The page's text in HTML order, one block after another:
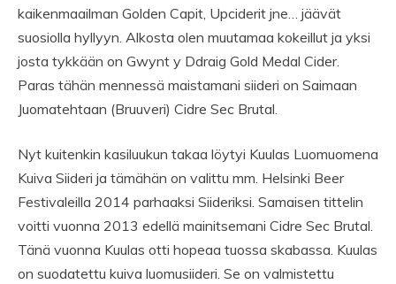
kaikenmaailman Golden Capit, Upciderit jne… jäävät
suosiolla hyllyyn. Alkosta olen muutamaa kokeillut ja yksi
josta tykkään on Gwynt y Ddraig Gold Medal Cider.
Paras tähän mennessä maistamani siideri on Saimaan
Juomatehtaan (Bruuveri) Cidre Sec Brutal.
Nyt kuitenkin kasiluukun takaa löytyi Kuulas Luomuomena
Kuiva Siideri ja tämähän on valittu mm. Helsinki Beer
Festivaleilla 2014 parhaaksi Siideriksi. Samaisen tittelin
voitti vuonna 2013 edellä mainitsemani Cidre Sec Brutal.
Tänä vuonna Kuulas otti hopeaa tuossa skabassa. Kuulas
on suodatettu kuiva luomusiideri. Se on valmistettu